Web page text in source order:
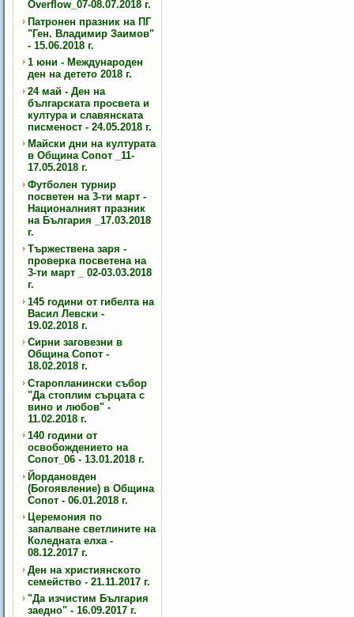
Overflow_07-08.07.2018 г.
Патронен празник на ПГ
"Ген. Владимир Заимов"
- 15.06.2018 г.
1 юни - Международен
ден на детето 2018 г.
24 май - Ден на
българската просвета и
култура и славянската
писменост - 24.05.2018 г.
Майски дни на културата
в Община Сопот _11-
17.05.2018 г.
Футболен турнир
посветен на 3-ти март -
Националният празник
на България _17.03.2018
г.
Тържествена заря -
проверка посветена на
3-ти март _ 02-03.03.2018
г.
145 години от гибелта на
Васил Левски -
19.02.2018 г.
Сирни заговезни в
Община Сопот -
18.02.2018 г.
Старопланински събор
"Да стоплим сърцата с
вино и любов" -
11.02.2018 г.
140 години от
освобождението на
Сопот_06 - 13.01.2018 г.
Йордановден
(Богоявление) в Община
Сопот - 06.01.2018 г.
Церемония по
запалване светлините на
Коледната елха -
08.12.2017 г.
Ден на християнското
семейство - 21.11.2017 г.
"Да изчистим България
заедно" - 16.09.2017 г.